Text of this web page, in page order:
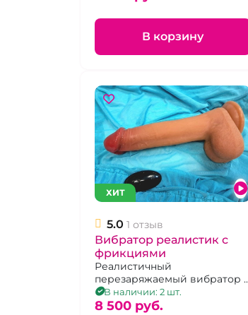
В корзину
ХИТ
5.0 1 отзыв
Вибратор реалистик с
фрикциями
Реалистичный
перезаряжаемый вибратор -
фаллоимитатор с
поступательными
В наличии: 2 шт.
8 500 pуб.